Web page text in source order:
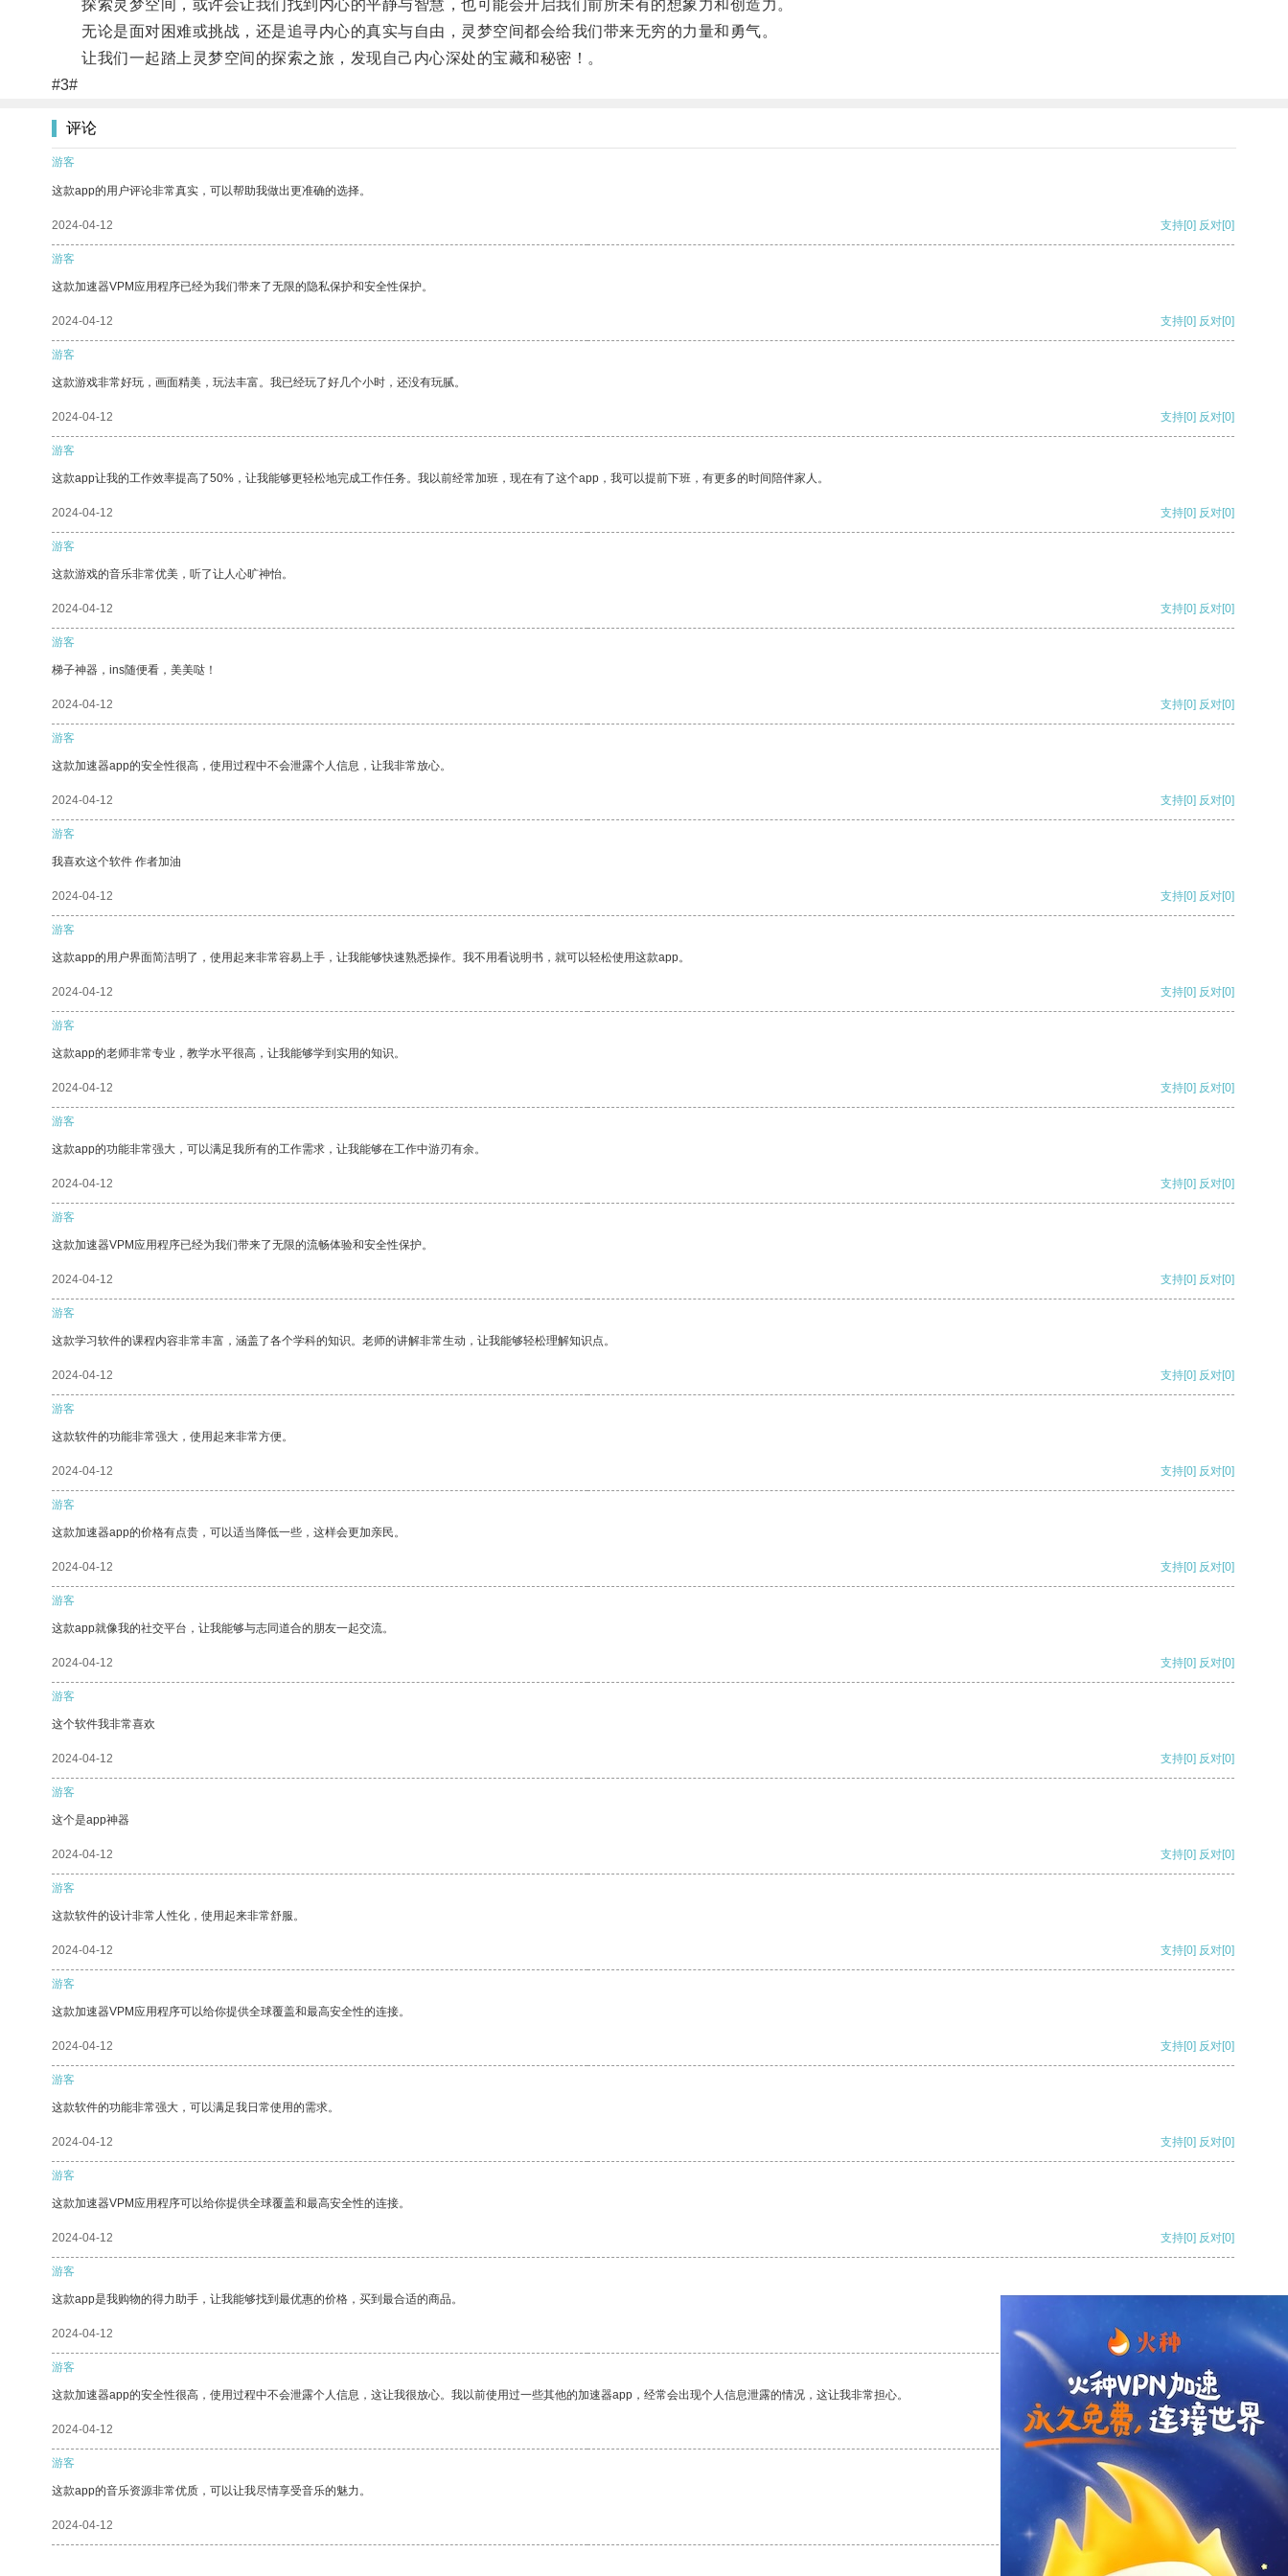
探索灵梦空间，或许会让我们找到内心的平静与智慧，也可能会开启我们前所未有的想象力和创造力。
无论是面对困难或挑战，还是追寻内心的真实与自由，灵梦空间都会给我们带来无穷的力量和勇气。
让我们一起踏上灵梦空间的探索之旅，发现自己内心深处的宝藏和秘密！。
#3#
评论
游客
这款app的用户评论非常真实，可以帮助我做出更准确的选择。
2024-04-12 支持[0] 反对[0]
游客
这款加速器VPM应用程序已经为我们带来了无限的隐私保护和安全性保护。
2024-04-12 支持[0] 反对[0]
游客
这款游戏非常好玩，画面精美，玩法丰富。我已经玩了好几个小时，还没有玩腻。
2024-04-12 支持[0] 反对[0]
游客
这款app让我的工作效率提高了50%，让我能够更轻松地完成工作任务。我以前经常加班，现在有了这个app，我可以提前下班，有更多的时间陪伴家人。
2024-04-12 支持[0] 反对[0]
游客
这款游戏的音乐非常优美，听了让人心旷神怡。
2024-04-12 支持[0] 反对[0]
游客
梯子神器，ins随便看，美美哒！
2024-04-12 支持[0] 反对[0]
游客
这款加速器app的安全性很高，使用过程中不会泄露个人信息，让我非常放心。
2024-04-12 支持[0] 反对[0]
游客
我喜欢这个软件 作者加油
2024-04-12 支持[0] 反对[0]
游客
这款app的用户界面简洁明了，使用起来非常容易上手，让我能够快速熟悉操作。我不用看说明书，就可以轻松使用这款app。
2024-04-12 支持[0] 反对[0]
游客
这款app的老师非常专业，教学水平很高，让我能够学到实用的知识。
2024-04-12 支持[0] 反对[0]
游客
这款app的功能非常强大，可以满足我所有的工作需求，让我能够在工作中游刃有余。
2024-04-12 支持[0] 反对[0]
游客
这款加速器VPM应用程序已经为我们带来了无限的流畅体验和安全性保护。
2024-04-12 支持[0] 反对[0]
游客
这款学习软件的课程内容非常丰富，涵盖了各个学科的知识。老师的讲解非常生动，让我能够轻松理解知识点。
2024-04-12 支持[0] 反对[0]
游客
这款软件的功能非常强大，使用起来非常方便。
2024-04-12 支持[0] 反对[0]
游客
这款加速器app的价格有点贵，可以适当降低一些，这样会更加亲民。
2024-04-12 支持[0] 反对[0]
游客
这款app就像我的社交平台，让我能够与志同道合的朋友一起交流。
2024-04-12 支持[0] 反对[0]
游客
这个软件我非常喜欢
2024-04-12 支持[0] 反对[0]
游客
这个是app神器
2024-04-12 支持[0] 反对[0]
游客
这款软件的设计非常人性化，使用起来非常舒服。
2024-04-12 支持[0] 反对[0]
游客
这款加速器VPM应用程序可以给你提供全球覆盖和最高安全性的连接。
2024-04-12 支持[0] 反对[0]
游客
这款软件的功能非常强大，可以满足我日常使用的需求。
2024-04-12 支持[0] 反对[0]
游客
这款加速器VPM应用程序可以给你提供全球覆盖和最高安全性的连接。
2024-04-12 支持[0] 反对[0]
游客
这款app是我购物的得力助手，让我能够找到最优惠的价格，买到最合适的商品。
2024-04-12 支持
游客
这款加速器app的安全性很高，使用过程中不会泄露个人信息，这让我很放心。我以前使用过一些其他的加速器app，经常会出现个人信息泄露的情况，这让我非常担心。
2024-04-12 支持[0] 反对[0]
游客
这款app的音乐资源非常优质，可以让我尽情享受音乐的魅力。
2024-04-12 支持[0] 反对[0]